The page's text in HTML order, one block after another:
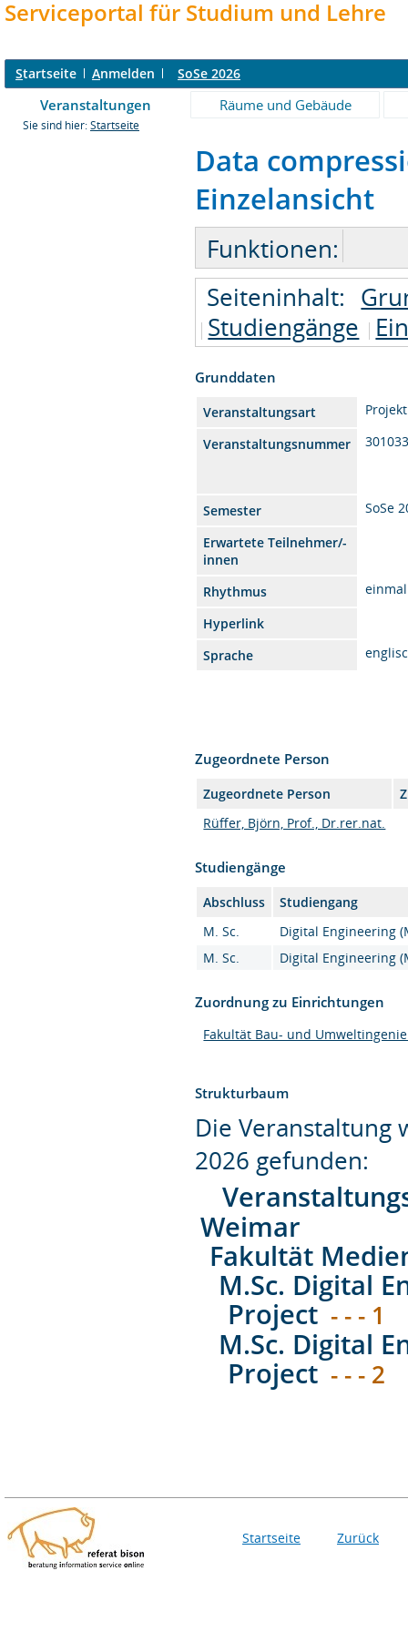
Serviceportal für Studium und Lehre
Startseite Anmelden SoSe 2026
Veranstaltungen Räume und Gebäude
Sie sind hier: Startseite
Data
Einzelansicht
Funktionen:
Seiteninhalt:
Studiengänge
Grunddaten
Veranstaltungsart
Projekt
Veranstaltungsnummer
Semester
SoSe
Erwartete Teilnehmer/-
innen
Rhythmus
Hyperlink
Sprache
Zugeordnete Person
Zugeordnete Person
Rüffer, Björn, Prof., Dr.rer.nat.
Studiengänge
Abschluss
Studiengang
M. Sc.
Digital Engineering
M. Sc.
Digital Engineering
Zuordnung zu Einrichtungen
Fakultät Bau- und
Strukturbaum
Die Veranstaltung
2026 gefunden:
Weimar
Fakultät
M.Sc. Digital
Project - - - 1
M.Sc. Digital
Project - - - 2
Startseite Zurück